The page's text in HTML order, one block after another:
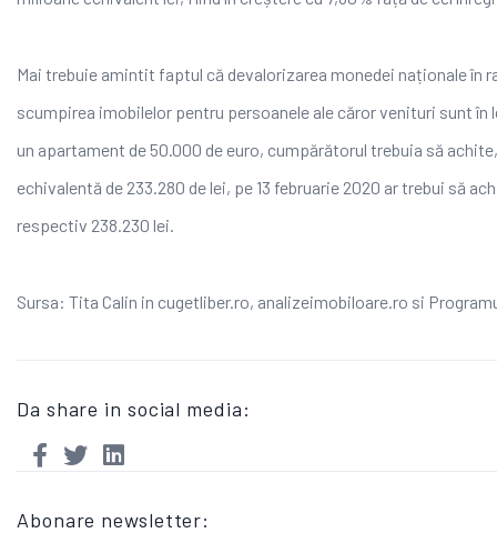
Mai trebuie amintit faptul că devalorizarea monedei naționale în
scumpirea imobilelor pentru persoanele ale căror venituri sunt în
un apartament de 50.000 de euro, cumpărătorul trebuia să
echivalentă de 233.280 de lei, pe 13 februarie 2020 ar trebui să
respectiv 238.230 lei.
Sursa: Tita Calin in cugetliber.ro, analizeimobiloare.ro si
Da share in social media:
Abonare newsletter: